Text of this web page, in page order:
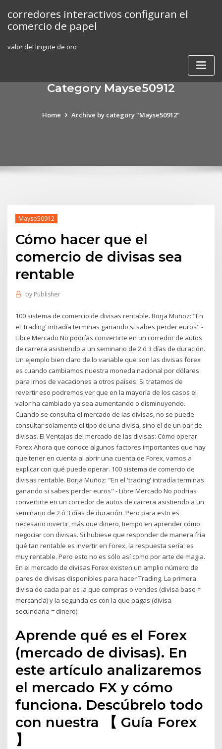
content
corredores interactivos configuran el
comercio de papel
valor del lingote de oro
Category Mayse50912
Home Archive by category "Mayse50912"
Mayse50912
Cómo hacer que el
comercio de divisas sea
rentable
by Publisher
100 sistema de comercio de divisas rentable. Borja Muñoz: "En
el 'trading' intradía terminas ganando si sabes perder euros" -
Libre Mercado No podrías convertirte en un corredor de autos
de carrera asistiendo a un seminario de 2 ó 3 días de duración.
Un ejemplo bien claro de lo variable que son las divisas forex
es cuando cambiamos nuestra moneda nacional por dólares
para irnos de vacaciones a otros países. Si tratamos de
revertir eso podremos ver que en la mayoría de los casos el
valor ha cambiado ya sea aumentando o disminuyendo.
Cuando se consulta el mercado de las divisas, no se puede
consultar solamente el tipo de una divisa, sino el de un par de
divisas. El Ventajas del mercado de las divisas: Cómo operar
Forex Ahora que conoce algunos factores importantes que hay
que tener en cuenta al abrir una cuenta de Forex, vamos a
explicar con qué puede operar. 100 sistema de comercio de
divisas rentable. Borja Muñoz: "En el 'trading' intradía terminas
ganando si sabes perder euros" - Libre Mercado No podrías
convertirte en un corredor de autos de carrera asistiendo a un
seminario de 2 ó 3 días de duración. Pero para esto es
necesario invertir, más que dinero, tiempo en aprender cómo
negociar con divisas. Si hubiese que responder de manera fría
qué tan rentable es invertir en Forex, la respuesta sería: es
muy rentable. Pero esto no es sólo así como por arte de magia.
En el mercado de divisas Forex existen un amplio número de
pares de divisas disponibles para hacer Trading. La primera
divisa de cada par es la que compras o vendes (divisa base =
mercancía) y la segunda es con la que pagas (divisa
secundaria = dinero).
Aprende qué es el Forex
(mercado de divisas). En
este artículo analizaremos
el mercado FX y cómo
funciona. Descúbrelo todo
con nuestra 【 Guía Forex
】